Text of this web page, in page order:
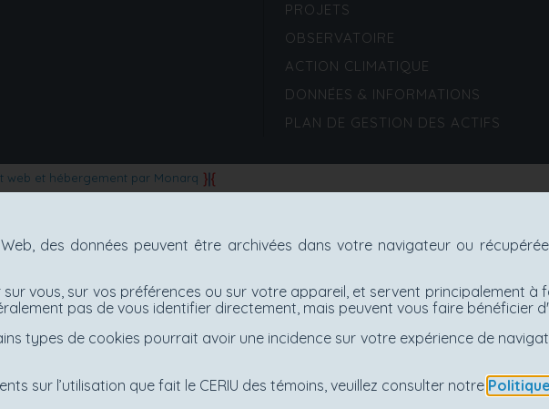
PROJETS
OBSERVATOIRE
ACTION CLIMATIQUE
DONNÉES & INFORMATIONS
PLAN DE GESTION DES ACTIFS
web et hébergement par Monarq
des données peuvent être archivées dans votre navigateur ou
vous, sur vos préférences ou sur votre appareil, et servent principalement
pas de vous identifier directement, mais peuvent vous faire bénéficier
types de cookies pourrait avoir une incidence sur votre expérience de
sur l’utilisation que fait le CERIU des témoins, veuillez consulter notre